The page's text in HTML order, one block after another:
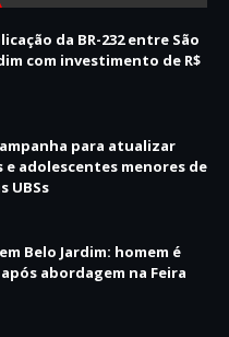
da BR-232 entre São
com investimento de R$
para atualizar
e adolescentes menores de
UBSs
Belo Jardim: homem é
abordagem na Feira